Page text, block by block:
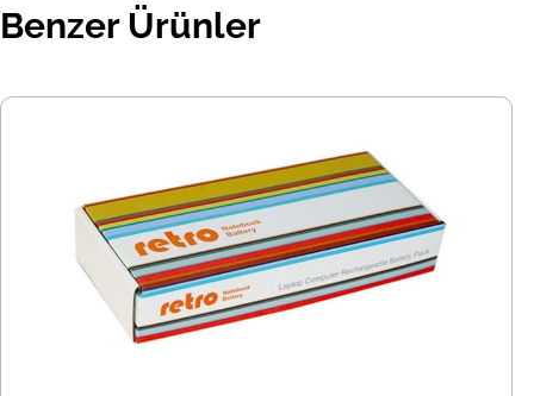
Benzer Ürünler